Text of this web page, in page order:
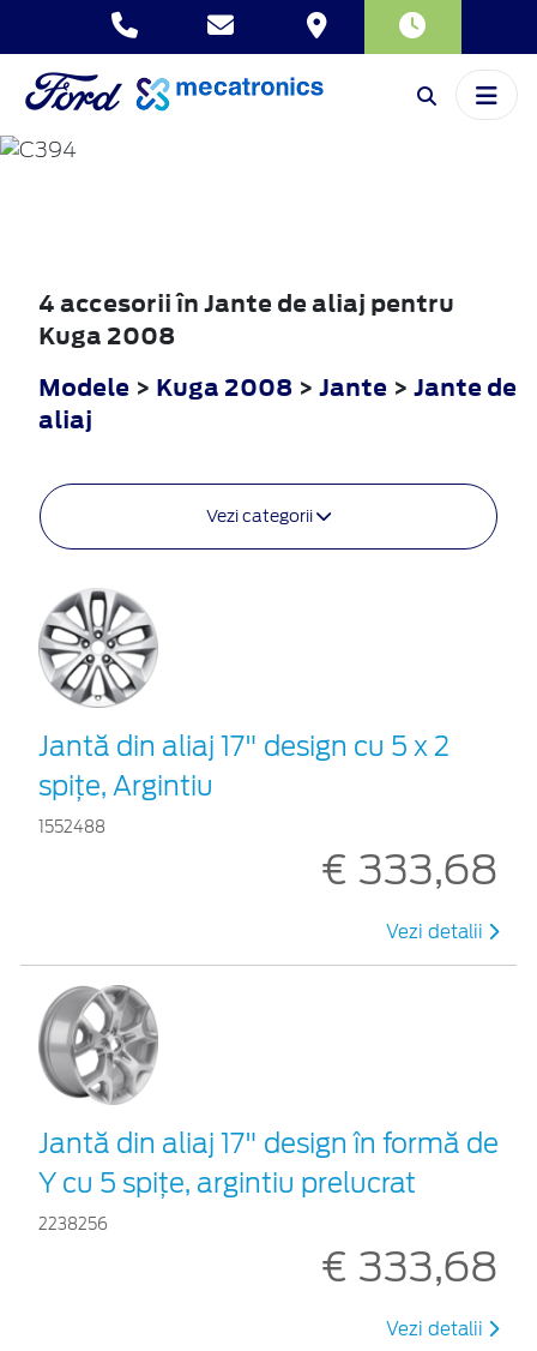
KUGA
4 accesorii în Jante de aliaj pentru
Kuga 2008
Modele > Kuga 2008 > Jante > Jante de
aliaj
Vezi categorii
Jantă din aliaj 17" design cu 5 x 2
spiţe, Argintiu
1552488
€ 333,68
Vezi detalii
Jantă din aliaj 17" design în formă de
Y cu 5 spiţe, argintiu prelucrat
2238256
€ 333,68
Vezi detalii